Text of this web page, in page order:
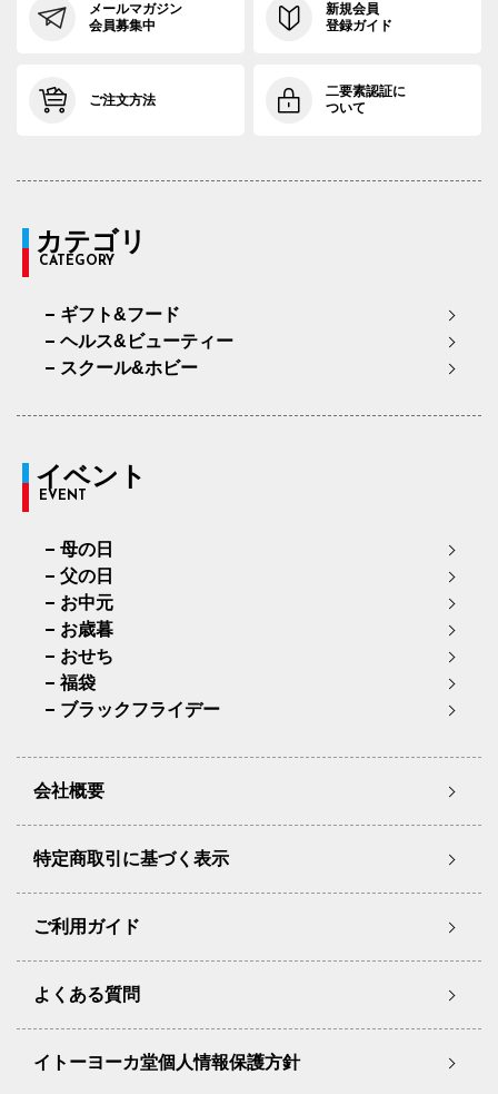
メールマガジン
会員募集中
新規会員
登録ガイド
ご注文方法
二要素認証に
ついて
カテゴリ
CATEGORY
ギフト&フード
ヘルス&ビューティー
スクール&ホビー
イベント
EVENT
母の日
父の日
お中元
お歳暮
おせち
福袋
ブラックフライデー
会社概要
特定商取引に基づく表示
ご利用ガイド
よくある質問
イトーヨーカ堂個人情報保護方針